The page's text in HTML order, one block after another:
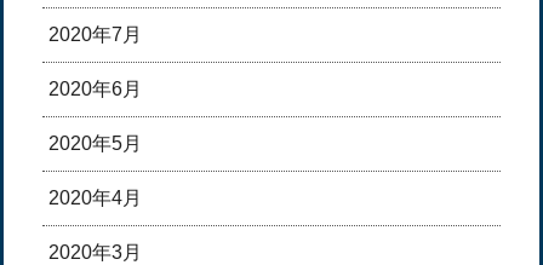
2020年7月
2020年6月
2020年5月
2020年4月
2020年3月